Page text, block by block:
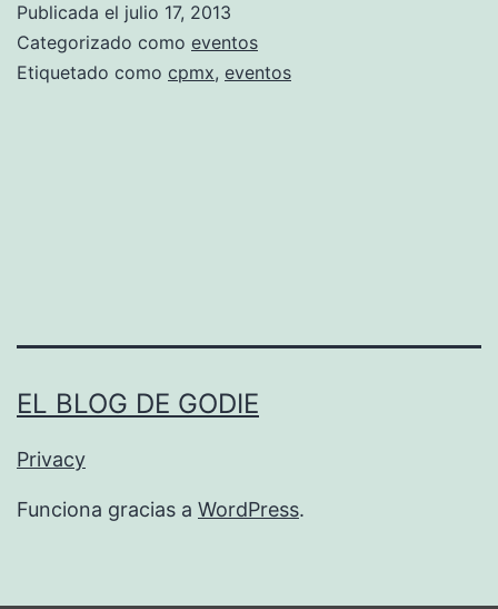
Publicada el julio 17, 2013
Categorizado como eventos
Etiquetado como cpmx, eventos
EL BLOG DE GODIE
Privacy
Funciona gracias a WordPress.